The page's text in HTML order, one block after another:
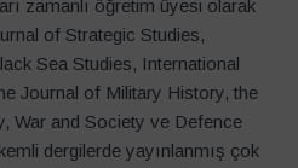
zamanlı öğretim üyesi olarak
of Strategic Studies,
Sea Studies, International
Journal of Military History, the
War and Society ve Defence
dergilerde yayınlanmış çok